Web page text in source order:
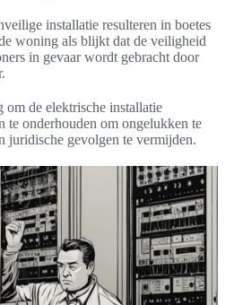
installatie resulteren in boetes
woning als blijkt dat de veiligheid
in gevaar wordt gebracht door
om de elektrische installatie
te onderhouden om ongelukken te
juridische gevolgen te vermijden.